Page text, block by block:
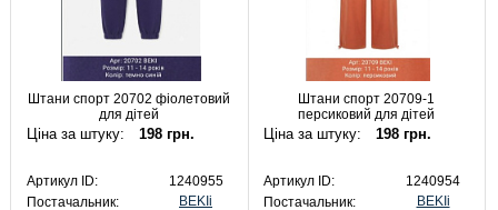
Штани спорт 20702 фіолетовий
для дітей
Ціна за штуку: 198 грн.
Артикул ID:
1240955
Постачальник:
BEKIi
Штани спорт 20709-1
персиковий для дітей
Ціна за штуку: 198 грн.
Артикул ID:
1240954
Постачальник:
BEKIi